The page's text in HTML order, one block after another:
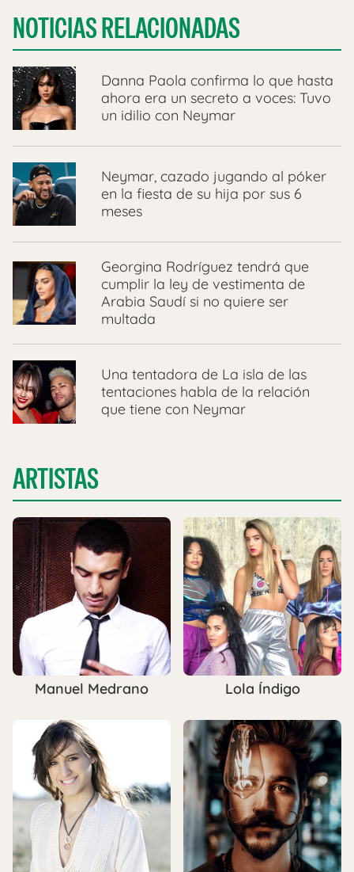
NOTICIAS RELACIONADAS
Danna Paola confirma lo que hasta
ahora era un secreto a voces: Tuvo
un idilio con Neymar
Neymar, cazado jugando al póker
en la fiesta de su hija por sus 6
meses
Georgina Rodríguez tendrá que
cumplir la ley de vestimenta de
Arabia Saudí si no quiere ser
multada
Una tentadora de La isla de las
tentaciones habla de la relación
que tiene con Neymar
ARTISTAS
Manuel Medrano Lola Índigo